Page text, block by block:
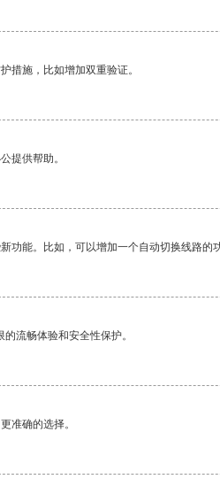
措施，比如增加双重验证。
提供帮助。
功能。比如，可以增加一个自动切换线路
流畅体验和安全性保护。
准确的选择。